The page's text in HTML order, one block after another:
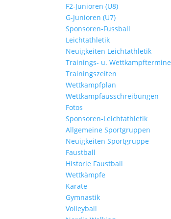
F2-Junioren (U8)
G-Junioren (U7)
Sponsoren-Fussball
Leichtathletik
Neuigkeiten Leichtathletik
Trainings- u. Wettkampftermine
Trainingszeiten
Wettkampfplan
Wettkampfausschreibungen
Fotos
Sponsoren-Leichtathletik
Allgemeine Sportgruppen
Neuigkeiten Sportgruppe
Faustball
Historie Faustball
Wettkämpfe
Karate
Gymnastik
Volleyball